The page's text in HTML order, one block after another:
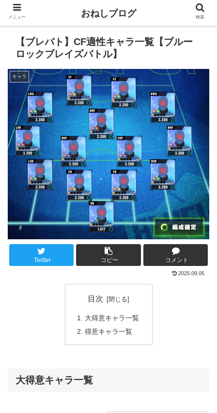
【ブレバト】CF適性キャラ一覧【ブルー
ロックブレイズバトル】
キャラ
Twitter コピー コメント
2025.09.05
目次
大得意キャラ一覧
得意キャラ一覧
大得意キャラ一覧
メニュー おねしブログ 検索